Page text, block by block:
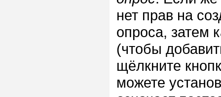
нет прав на
опроса, затем
(чтобы
щёлкните
можете